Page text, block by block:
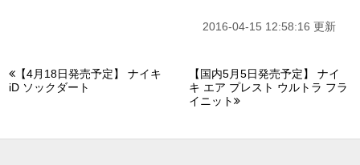
2016-04-15 12:58:16 更新
【4月18日発売予定】 ナイキ
iD ソックダート
【国内5月5日発売予定】 ナイ
キ エア プレスト ウルトラ フラ
イニット